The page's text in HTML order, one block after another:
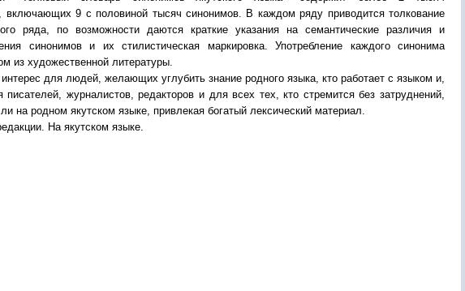
включающих 9 с половиной тысяч синонимов. В каждом ряду приводится толкование
ряда, по возможности даются краткие указания на семантические различия и
синонимов и их стилистическая маркировка. Употребление каждого синонима
из художественной литературы.
для людей, желающих углубить знание родного языка, кто работает с языком и,
журналистов, редакторов и для всех тех, кто стремится без затруднений,
на родном якутском языке, привлекая богатый лексический материал.
На якутском языке.